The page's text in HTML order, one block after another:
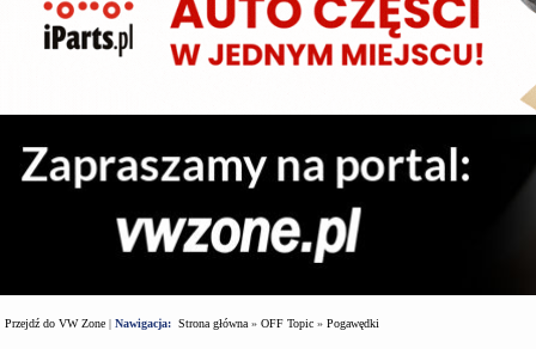
Przejdź do VW Zone | Nawigacja: Strona główna » OFF Topic » Pogawędki